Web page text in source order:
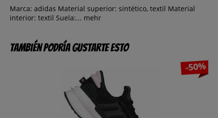
Marca: adidas Material superior: sintético, textil Material
interior: textil Suela:... mehr
También podría gustarte esto
-50%